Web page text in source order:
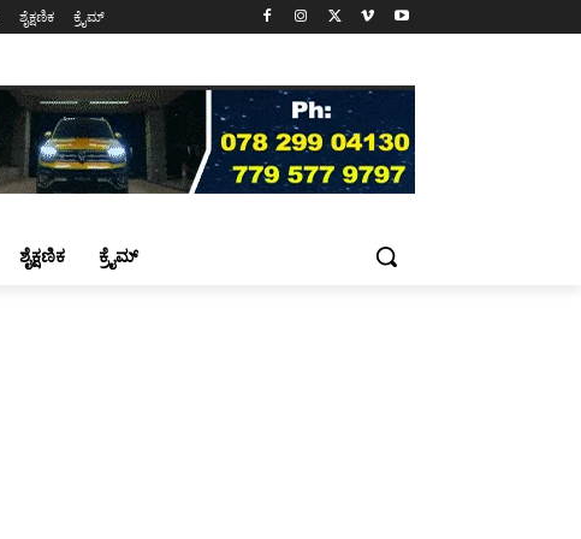
ಶೈಕ್ಷಣಿಕ ಕ್ರೈಮ್
ಶೈಕ್ಷಣಿಕ ಕ್ರೈಮ್